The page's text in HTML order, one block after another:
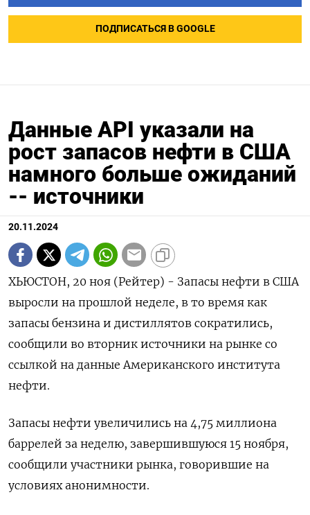
ПОДПИСАТЬСЯ В GOOGLE
Данные API указали на
рост запасов нефти в США
намного больше ожиданий
-- источники
20.11.2024
ХЬЮСТОН, 20 ноя (Рейтер) - Запасы нефти в США
выросли на прошлой неделе, в то время как
запасы бензина и дистиллятов сократились,
сообщили во вторник источники на рынке со
ссылкой на данные Американского института
нефти.
Запасы нефти увеличились на 4,75 миллиона
баррелей за неделю, завершившуюся 15 ноября,
сообщили участники рынка, говорившие на
условиях анонимности.